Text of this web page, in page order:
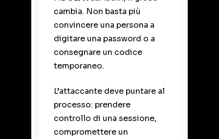
cambia. Non basta più
convincere una persona a
digitare una password o a
consegnare un codice
temporaneo.
L’attaccante deve puntare al
processo: prendere
controllo di una sessione,
compromettere un